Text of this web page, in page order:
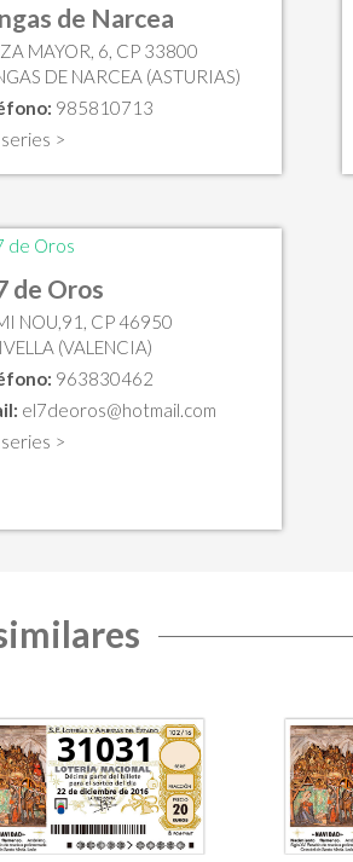
de Narcea
MAYOR, 6, CP 33800
DE NARCEA (ASTURIAS)
985810713
>
de Oros
NOU,91, CP 46950
(VALENCIA)
963830462
el7deoros@hotmail.com
>
31031